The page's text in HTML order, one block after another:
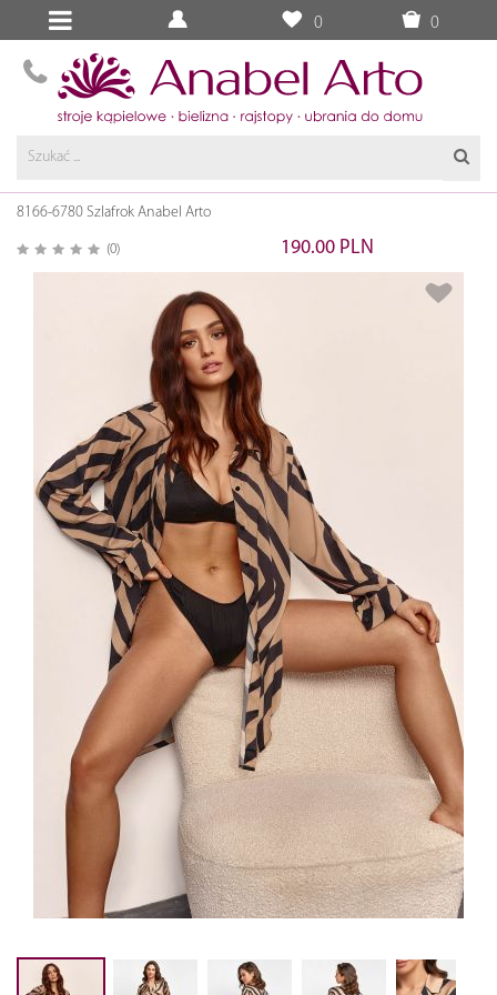
0 0
8166-6780 Szlafrok Anabel Arto
(0) 190.00 PLN